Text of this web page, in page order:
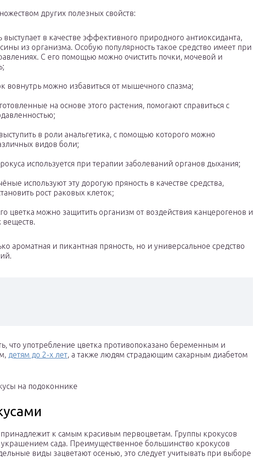
других полезных свойств:
выступает в качестве эффективного природного антиоксиданта,
из организма. Особую популярность такое средство имеет при
С его помощью можно очистить почки, мочевой и
вовнутрь можно избавиться от мышечного спазма;
на основе этого растения, помогают справиться с
в роли анальгетика, с помощью которого можно
видов боли;
используется при терапии заболеваний органов дыхания;
используют эту дорогую пряность в качестве средства,
рост раковых клеток;
цветка можно защитить организм от воздействия канцерогенов и
веществ.
ароматная и пикантная пряность, но и универсальное средство
что употребление цветка противопоказано беременным и
детям до 2-х лет, а также людям страдающим сахарным диабетом
на подоконнике
к самым красивым первоцветам. Группы крокусов
сада. Преимущественное большинство крокусов
виды зацветают осенью, это следует учитывать при выборе